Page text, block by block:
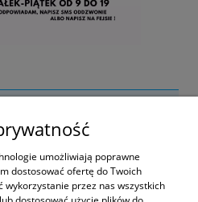
i dostawa
umożliwiają poprawne
dostosować ofertę do Twoich
wykorzystanie przez nas wszystkich